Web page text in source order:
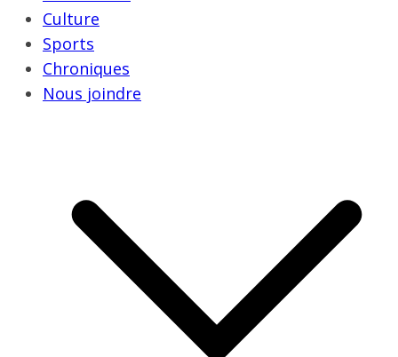
Culture
Sports
Chroniques
Nous joindre